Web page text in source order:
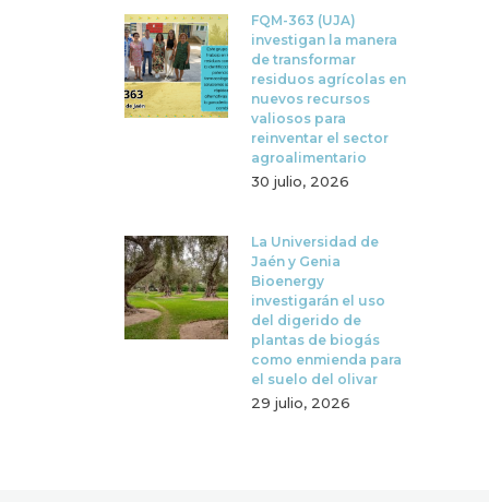
FQM-363 (UJA)
investigan la manera
de transformar
residuos agrícolas en
nuevos recursos
valiosos para
reinventar el sector
agroalimentario
30 julio, 2026
La Universidad de
Jaén y Genia
Bioenergy
investigarán el uso
del digerido de
plantas de biogás
como enmienda para
el suelo del olivar
29 julio, 2026